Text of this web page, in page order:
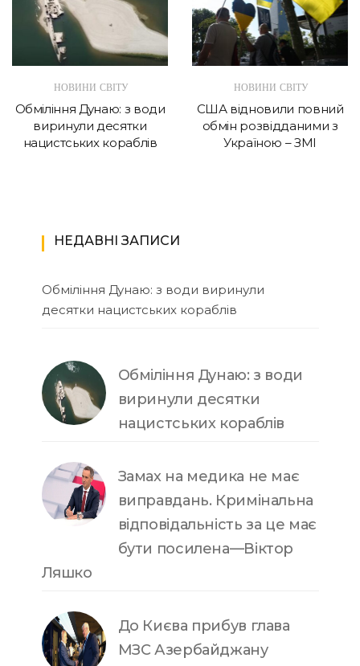
НОВИНИ СВІТУ
Обміління Дунаю: з води
виринули десятки
нацистських кораблів
НОВИНИ СВІТУ
США відновили повний
обмін розвідданими з
Україною – ЗМІ
НЕДАВНІ ЗАПИСИ
Обміління Дунаю: з води виринули
десятки нацистських кораблів
Обміління Дунаю: з води
виринули десятки
нацистських кораблів
Замах на медика не має
виправдань. Кримінальна
відповідальність за це має
бути посилена—Віктор
Ляшко
До Києва прибув глава
МЗС Азербайджану